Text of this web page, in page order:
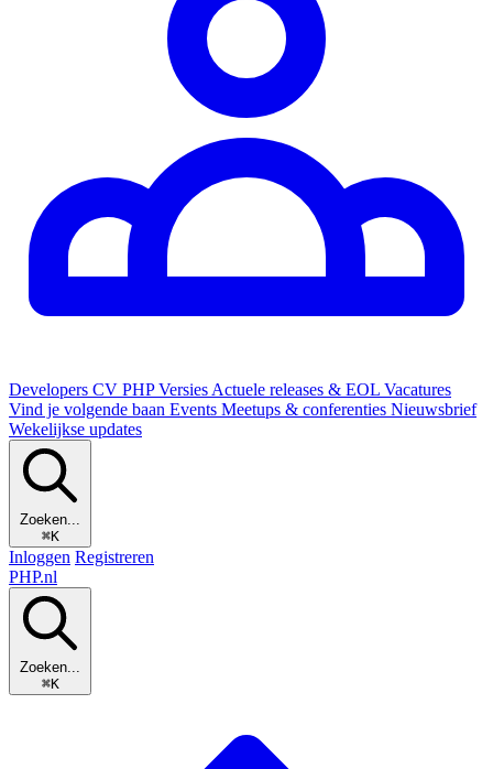
Developers CV PHP Versies Actuele releases & EOL Vacatures
Vind je volgende baan Events Meetups & conferenties Nieuwsbrief
Wekelijkse updates
Zoeken...
⌘K
Inloggen Registreren
PHP.nl
Zoeken...
⌘K